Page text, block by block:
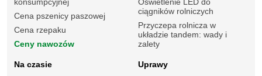
Cena pszenicy paszowej
Cena rzepaku
Ceny nawozów
ciągników rolniczych
Przyczepa rolnicza w
układzie tandem: wady i
zalety
Na czasie
Uprawy